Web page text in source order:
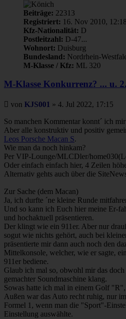
Beiträge: 22313
Registriert: 16. Nov 2010, 12:18
Kfz-Nationalität: D
Postleitzahl: D-47...
Wohnort: Duisburg
Bundesland: Nordrhein-
M-Klasse / Kfz: ML 320
M-Klasse Konkurrenz? ... u.
Beitrag
von KJS001 » 4. Jul 2022, 17:15
So manchen Kommentar konnt´ ich
Aber alle konstruktiv und positiv
Leos Porsche Macan S.
Wie man da noch hinkam?
Per VIP-Lounge/MLCDler/
Oder einfach einfach hier, 4 Zeilen
Alternativ gehts auch über die
Zur Sache (dem Macan)
Ja, ich durfte ´ne kleine Runde
Und so kann ich Euch hier meine Er-
und hochaktuell präsentieren.
Der klingt wie ein 911er. Aber nur
sogut wie nichts gehört, auch bei
präsentierte mir dann auch noch den
Mittelkonsole, welcher, wie er sagte,
911er bediene.
Glaub ich mal so, obwohl mir das doch
gemachter Soundmaschine klang.
Sowas hatte ich mal in einem Golf
Außen war das Auto recht ruhig, nur
Formel 1, wenn man die "Sport"-
Einstellung auswählte.